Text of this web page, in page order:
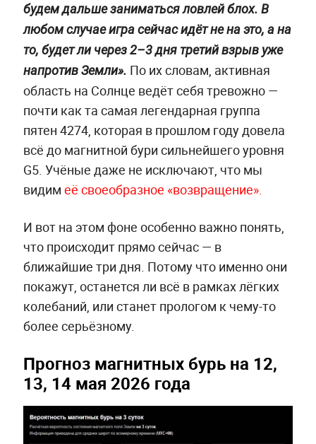
будем дальше заниматься ловлей блох. В
любом случае игра сейчас идёт не на это, а на
то, будет ли через 2–3 дня третий взрыв уже
напротив Земли». По их словам, активная
область на Солнце ведёт себя тревожно —
почти как та самая легендарная группа
пятен 4274, которая в прошлом году довела
всё до магнитной бури сильнейшего уровня
G5. Учёные даже не исключают, что мы
видим её своеобразное «возвращение».
И вот на этом фоне особенно важно понять,
что происходит прямо сейчас — в
ближайшие три дня. Потому что именно они
покажут, останется ли всё в рамках лёгких
колебаний, или станет прологом к чему-то
более серьёзному.
Прогноз магнитных бурь на 12,
13, 14 мая 2026 года